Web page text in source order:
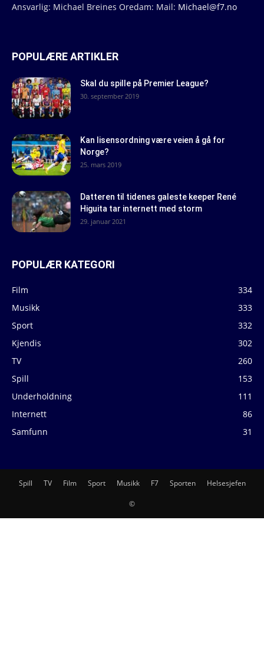
Ansvarlig: Michael Breines Oredam: Mail: Michael@f7.no
POPULÆRE ARTIKLER
Skal du spille på Premier League?
30. september 2019
Kan lisensordning være veien å gå for
Norge?
25. mars 2019
Datteren til tidenes galeste keeper René
Higuita tar internett med storm
29. januar 2021
POPULÆR KATEGORI
Film
334
Musikk
333
Sport
332
Kjendis
302
TV
260
Spill
153
Underholdning
111
Internett
86
Samfunn
31
Spill TV Film Sport Musikk F7 Sporten Helsesjefen
©